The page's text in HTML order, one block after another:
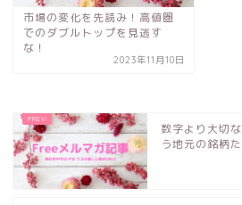
市場の変化を先読み！高値圏
でのダブルトップを見逃す
な！
2023年11月10日
数字より大切
う地元の銘柄